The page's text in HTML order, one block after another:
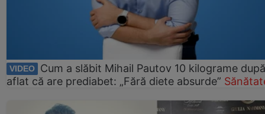
VIDEO
Cum a slăbit Mihail Pautov 10 kilograme
aflat că are prediabet: „Fără diete absurde”